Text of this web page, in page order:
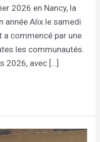
2026 en Nancy, la
année Alix le samedi
a commencé par une
les communautés.
2026, avec […]